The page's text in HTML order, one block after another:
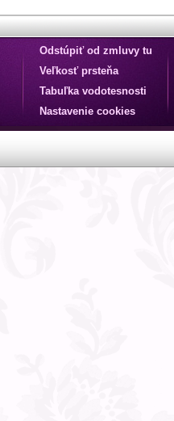
Odstúpiť od zmluvy tu
Veľkosť prsteňa
Tabuľka vodotesnosti
Nastavenie cookies